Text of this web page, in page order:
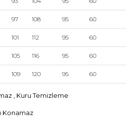
97 108 95 60
101 112 95 60
105 116 95 60
109 120 95 60
, Kuru Temizleme
Konamaz